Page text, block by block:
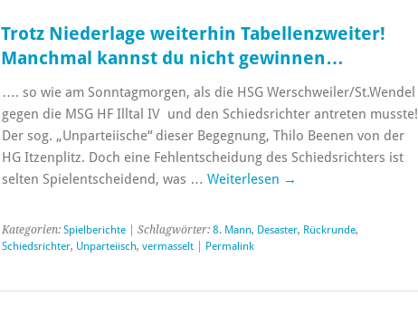
Trotz Niederlage weiterhin Tabellenzweiter!
Manchmal kannst du nicht gewinnen…
…. so wie am Sonntagmorgen, als die HSG Werschweiler/St.Wendel
gegen die MSG HF Illtal IV und den Schiedsrichter antreten musste!
Der sog. „Unparteiische“ dieser Begegnung, Thilo Beenen von der
HG Itzenplitz. Doch eine Fehlentscheidung des Schiedsrichters ist
selten Spielentscheidend, was … Weiterlesen →
Kategorien: Spielberichte| Schlagwörter: 8. Mann, Desaster, Rückrunde,
Schiedsrichter, Unparteiisch, vermasselt| Permalink